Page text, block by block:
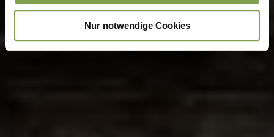
Nur notwendige Cookies